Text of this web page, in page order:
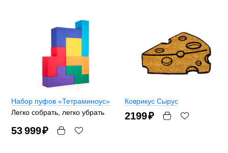
Набор пуфов «Тетраминоус»
Легко собрать, легко убрать
53 999₽
Коврикус Сырус
2199₽